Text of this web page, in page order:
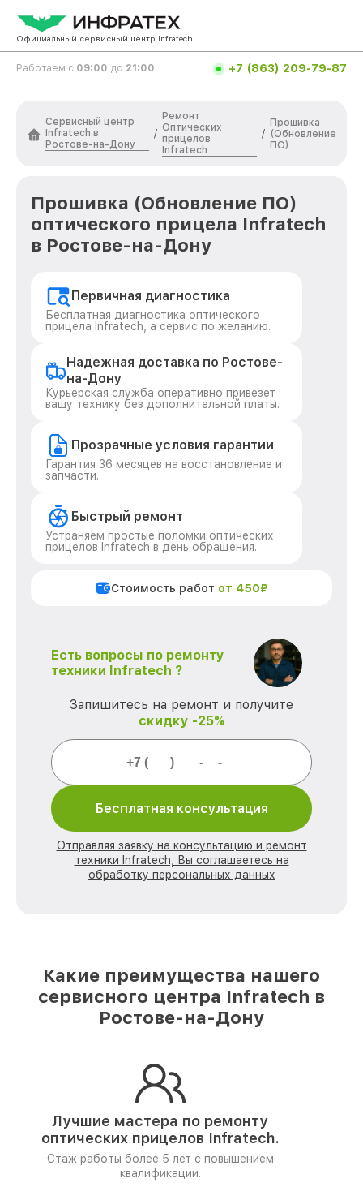
Официальный сервисный центр Infratech
Работаем с 09:00 до 21:00 +7 (863) 209-79-87
Сервисный центр
Infratech в
Ростове-на-Дону
/
Ремонт
Оптических
прицелов
Infratech
/
Прошивка
(Обновление
ПО)
Прошивка (Обновление ПО)
оптического прицела Infratech
в Ростове-на-Дону
Первичная диагностика
Бесплатная диагностика оптического
прицела Infratech, а сервис по желанию.
Надежная доставка по Ростове-
на-Дону
Курьерская служба оперативно привезет
вашу технику без дополнительной платы.
Прозрачные условия гарантии
Гарантия 36 месяцев на восстановление и
запчасти.
Быстрый ремонт
Устраняем простые поломки оптических
прицелов Infratech в день обращения.
Стоимость работ от 450₽
Есть вопросы по ремонту
техники Infratech ?
Запишитесь на ремонт и получите
скидку -25%
Бесплатная консультация
Отправляя заявку на консультацию и ремонт
техники Infratech, Вы соглашаетесь на
обработку персональных данных
Какие преимущества нашего
сервисного центра Infratech в
Ростове-на-Дону
Лучшие мастера по ремонту
оптических прицелов Infratech.
Стаж работы более 5 лет с повышением
квалификации.